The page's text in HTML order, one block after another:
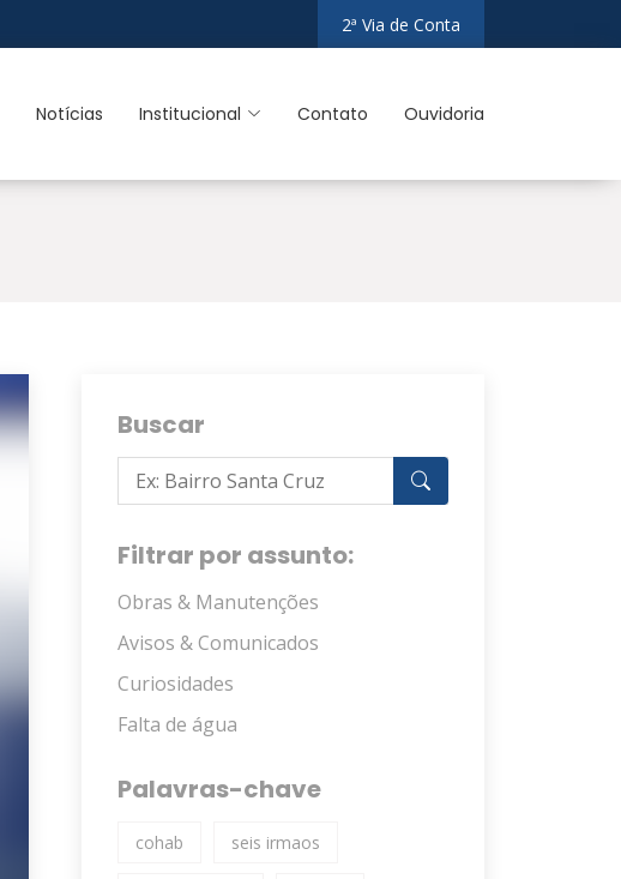
2ª Via de Conta
Notícias Institucional Contato Ouvidoria
Buscar
Filtrar por assunto:
Obras & Manutenções
Avisos & Comunicados
Curiosidades
Falta de água
Palavras-chave
cohab seis irmaos